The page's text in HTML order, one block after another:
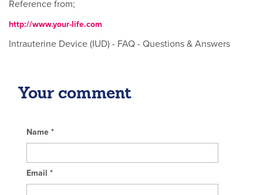
Reference from;
http://www.your-life.com
Intrauterine Device (IUD) - FAQ - Questions & Answers
Your comment
Name *
Email *